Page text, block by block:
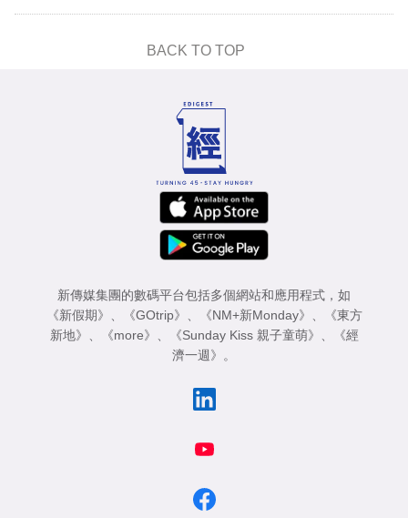
BACK TO TOP
新傳媒集團的數碼平台包括多個網站和應用程式，如
《新假期》
《GOtrip》 《NM+新Monday》
《東方
新地》
《more》 《Sunday Kiss 親子童萌》
《經
濟一週》
。